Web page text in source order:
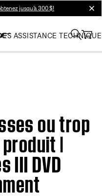
jusqu’à 300 $!
ASSISTANCE TECHNIQUE
ou trop
|
III DVD